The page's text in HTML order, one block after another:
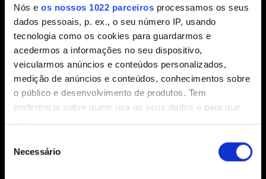
Nós e os nossos 1022 parceiros processamos os seus
dados pessoais, p. ex., o seu número IP, usando
tecnologia como os cookies para guardarmos e
acedermos a informações no seu dispositivo,
veicularmos anúncios e conteúdos personalizados,
medição de anúncios e conteúdos, conhecimentos sobre
o público e desenvolvimento de produtos. Tem
preferência sobre quem usa os seus dados e para que
Se permitir, gostaríamos também de:
Necessário
Alt Text:
Tabela de requisitos de sistema para jogar o patch 1.63
de Cyberpunk 2077 com e sem traçado de raios ativado.
Mínimo: Resolução: 1080p. Configurações de efeitos